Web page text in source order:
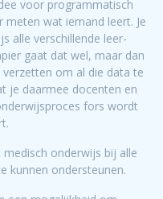
voor programmatisch
wat iemand leert. Je
alle verschillende leer-
gaat dat wel, maar dan
om al die data te
je daarmee docenten en
fors wordt
onderwijs bij alle
kunnen ondersteunen.